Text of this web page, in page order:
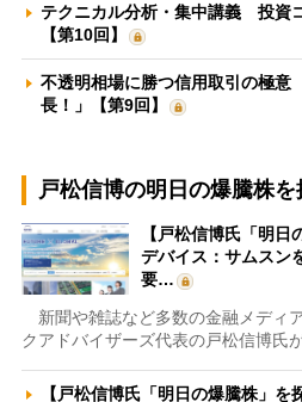
テクニカル分析・集中講義 投資
【第10回】
不透明相場に勝つ信用取引の極
長！」【第9回】
戸松信博の明日の爆騰株を
【戸松信博氏「明
デバイス：サムスン
要…
新聞や雑誌など多数の金融メディ
クアドバイザーズ代表の戸松信博氏
【戸松信博氏「明日の爆騰株」